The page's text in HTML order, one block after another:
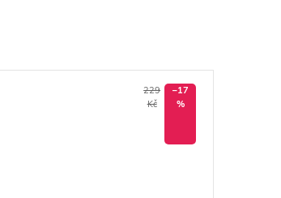
229
Kč
–17
%